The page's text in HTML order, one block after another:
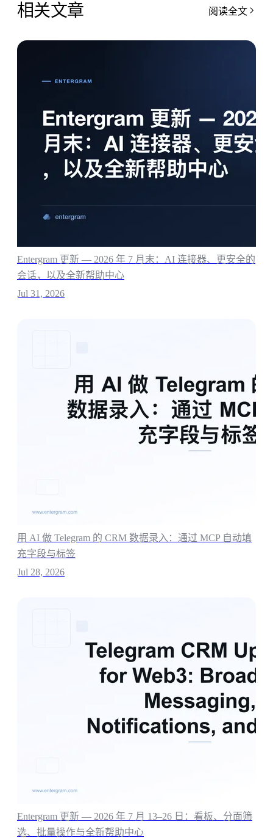
相关文章 阅读全文
Entergram 更新 — 2026 年 7 月末：AI 连接器、更安全的
会话，以及全新帮助中心
Jul 31, 2026
用 AI 做 Telegram 的 CRM 数据录入：通过 MCP 自动填
充字段与标签
Jul 28, 2026
Entergram 更新 — 2026 年 7 月 13–26 日：看板、分面筛
选、批量操作与全新帮助中心